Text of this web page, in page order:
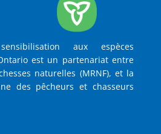
aux espèces
est un partenariat entre
naturelles (MRNF), et la
des pêcheurs et chasseurs